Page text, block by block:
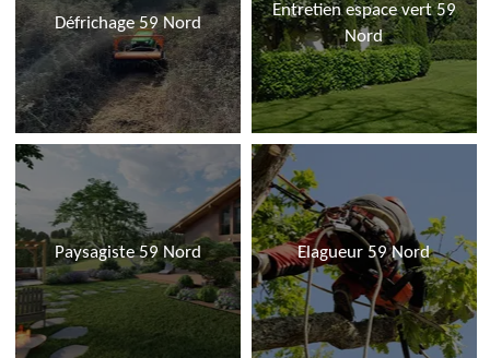
Défrichage 59 Nord
Entretien espace vert 59
Nord
Paysagiste 59 Nord Elagueur 59 Nord